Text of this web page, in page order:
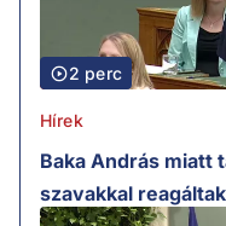
2 perc
Hírek
Baka András miatt
szavakkal